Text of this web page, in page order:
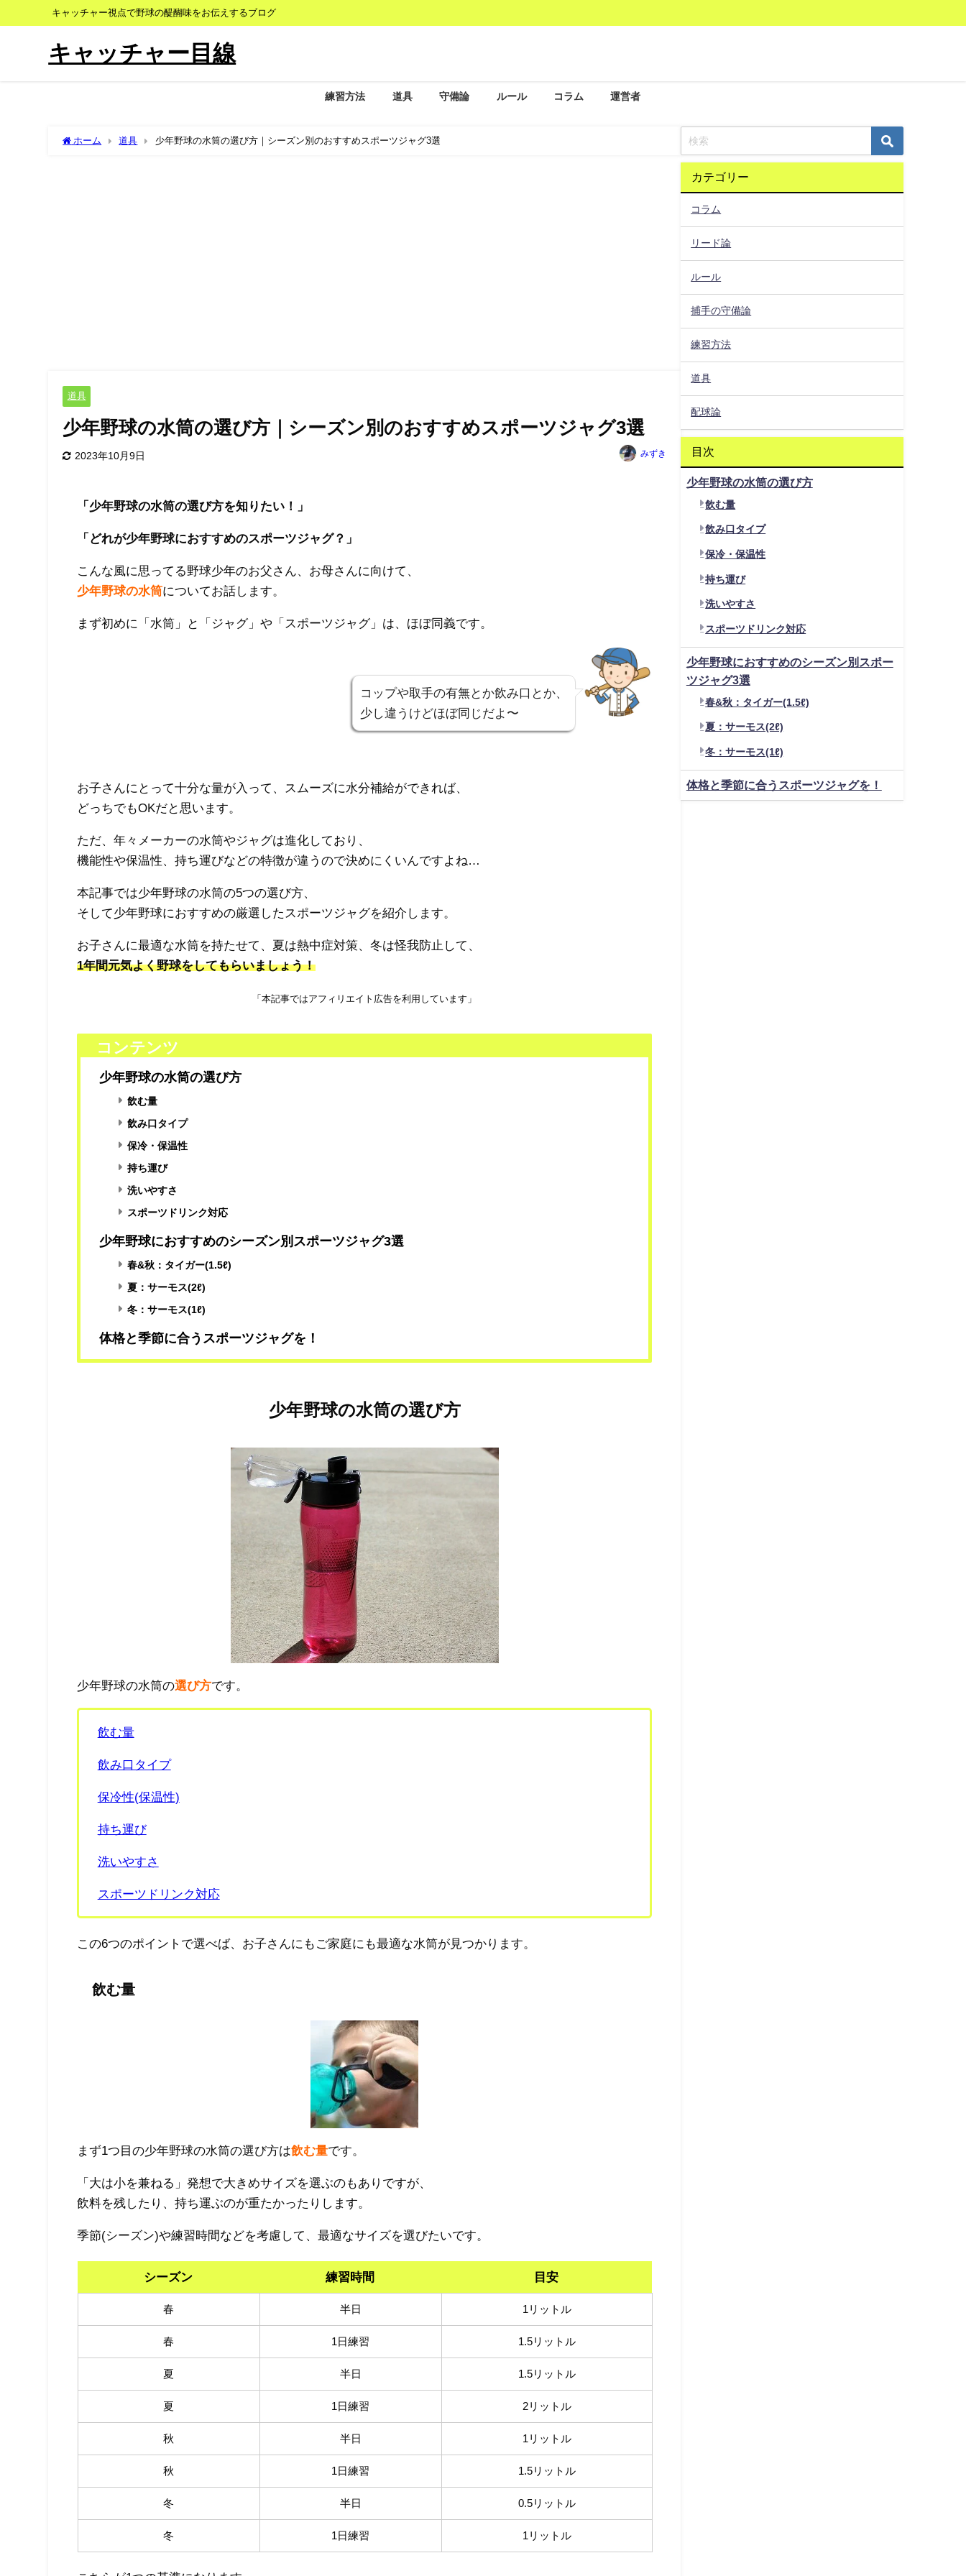
キャッチャー視点で野球の醍醐味をお伝えするブログ
キャッチャー目線
練習方法 道具 守備論 ルール コラム 運営者
ホーム 道具 少年野球の水筒の選び方｜シーズン別のおすすめスポーツジャグ3選
道具
少年野球の水筒の選び方｜シーズン別のおすすめスポーツジャグ3選
2023年10月9日 みずき
「少年野球の水筒の選び方を知りたい！」
「どれが少年野球におすすめのスポーツジャグ？」
こんな風に思ってる野球少年のお父さん、お母さんに向けて、
少年野球の水筒についてお話します。
まず初めに「水筒」と「ジャグ」や「スポーツジャグ」は、ほぼ同義です。
コップや取手の有無とか飲み口とか、
少し違うけどほぼ同じだよ〜
お子さんにとって十分な量が入って、スムーズに水分補給ができれば、
どっちでもOKだと思います。
ただ、年々メーカーの水筒やジャグは進化しており、
機能性や保温性、持ち運びなどの特徴が違うので決めにくいんですよね…
本記事では少年野球の水筒の5つの選び方、
そして少年野球におすすめの厳選したスポーツジャグを紹介します。
お子さんに最適な水筒を持たせて、夏は熱中症対策、冬は怪我防止して、
1年間元気よく野球をしてもらいましょう！
「本記事ではアフィリエイト広告を利用しています」
コンテンツ
少年野球の水筒の選び方
飲む量
飲み口タイプ
保冷・保温性
持ち運び
洗いやすさ
スポーツドリンク対応
少年野球におすすめのシーズン別スポーツジャグ3選
春&秋：タイガー(1.5ℓ)
夏：サーモス(2ℓ)
冬：サーモス(1ℓ)
体格と季節に合うスポーツジャグを！
少年野球の水筒の選び方
少年野球の水筒の選び方です。
飲む量
飲み口タイプ
保冷性(保温性)
持ち運び
洗いやすさ
スポーツドリンク対応
この6つのポイントで選べば、お子さんにもご家庭にも最適な水筒が見つかります。
飲む量
まず1つ目の少年野球の水筒の選び方は飲む量です。
「大は小を兼ねる」発想で大きめサイズを選ぶのもありですが、
飲料を残したり、持ち運ぶのが重たかったりします。
季節(シーズン)や練習時間などを考慮して、最適なサイズを選びたいです。
シーズン 練習時間 目安
春 半日 1リットル
春 1日練習 1.5リットル
夏 半日 1.5リットル
夏 1日練習 2リットル
秋 半日 1リットル
秋 1日練習 1.5リットル
冬 半日 0.5リットル
冬 1日練習 1リットル
カテゴリー
コラム
リード論
ルール
捕手の守備論
練習方法
道具
配球論
目次
少年野球の水筒の選び方
飲む量
飲み口タイプ
保冷・保温性
持ち運び
洗いやすさ
スポーツドリンク対応
少年野球におすすめのシーズン別スポー
ツジャグ3選
春&秋：タイガー(1.5ℓ)
夏：サーモス(2ℓ)
冬：サーモス(1ℓ)
体格と季節に合うスポーツジャグを！